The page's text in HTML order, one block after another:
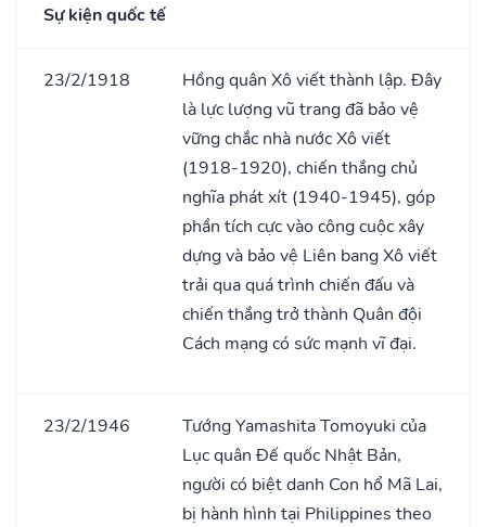
Sự kiện quốc tế
23/2/1918
Hồng quân Xô viết thành lập. Đây
là lực lượng vũ trang đã bảo vệ
vững chắc nhà nước Xô viết
(1918-1920), chiến thắng chủ
nghĩa phát xít (1940-1945), góp
phần tích cực vào công cuộc xây
dựng và bảo vệ Liên bang Xô viết
trải qua quá trình chiến đấu và
chiến thắng trở thành Quân đội
Cách mạng có sức mạnh vĩ đại.
23/2/1946
Tướng Yamashita Tomoyuki của
Lục quân Đế quốc Nhật Bản,
người có biệt danh Con hổ Mã Lai,
bị hành hình tại Philippines theo